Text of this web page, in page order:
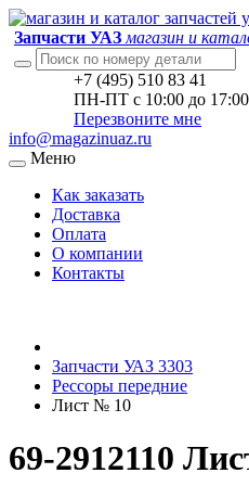
Запчасти УАЗ магазин и
+7 (495) 510 83 41
ПН-ПТ с 10:00 до 17:00
Перезвоните мне
info@magazinuaz.ru
Меню
Как заказать
Доставка
Оплата
О компании
Контакты
Запчасти УАЗ 3303
Рессоры передние
Лист № 10
69-2912110